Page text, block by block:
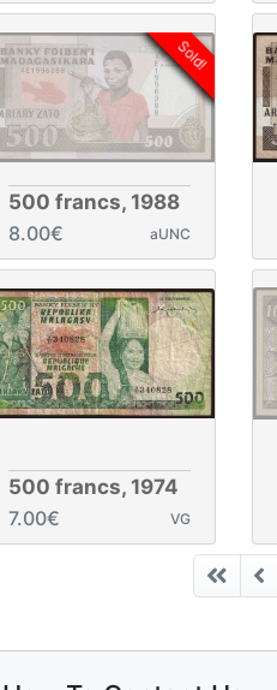
Sold!
500 francs, 1988
8.00€
aUNC
500 francs, 1974
7.00€
VG